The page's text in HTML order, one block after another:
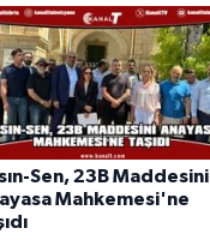
Sen, 23B Maddesini
Mahkemesi'ne